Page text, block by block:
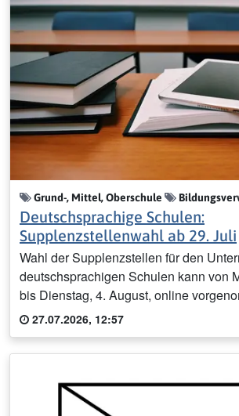
Grund-, Mittel, Oberschule
Deutschsprachige Schulen:
Supplenzstellenwahl ab 29. Juli
Wahl der Supplenzstellen für den
deutschsprachigen Schulen kann von
bis Dienstag, 4. August, online
27.07.2026, 12:57